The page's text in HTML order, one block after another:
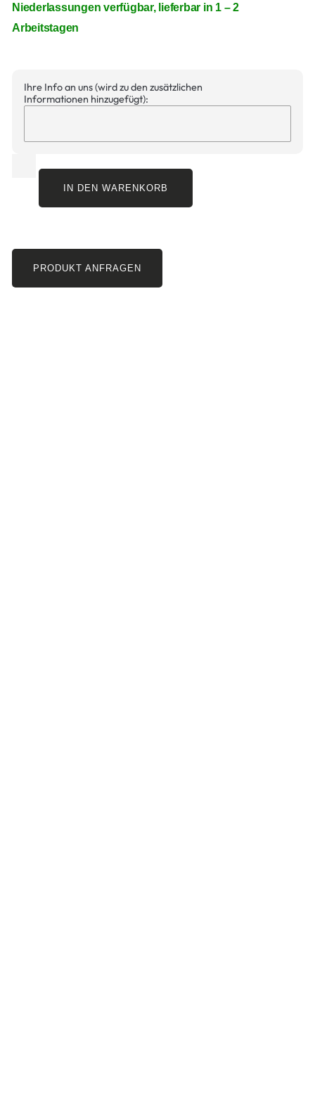
Niederlassungen verfügbar, lieferbar in 1 – 2
Arbeitstagen
Ihre Info an uns (wird zu den zusätzlichen
Informationen hinzugefügt):
IN DEN WARENKORB
PRODUKT ANFRAGEN